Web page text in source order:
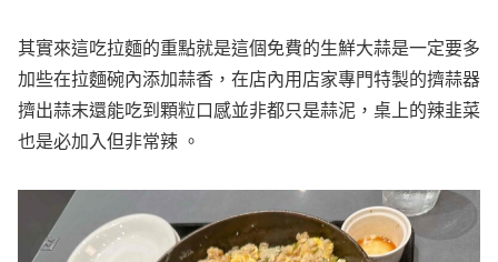
其實來這吃拉麵的重點就是這個免費的生鮮大蒜是一定要多
加些在拉麵碗內添加蒜香，在店內用店家專門特製的擠蒜器
擠出蒜末還能吃到顆粒口感並非都只是蒜泥，桌上的辣韭菜
也是必加入但非常辣 。